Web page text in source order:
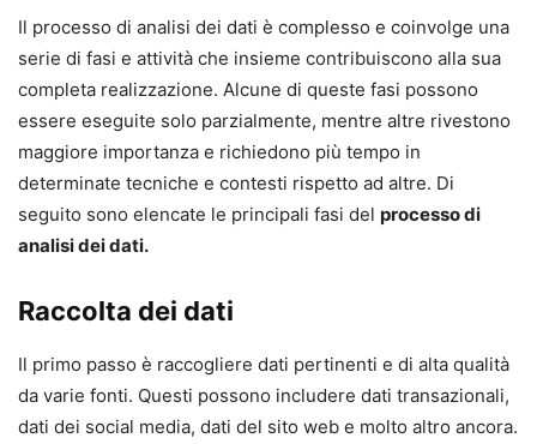
Il processo di analisi dei dati è complesso e coinvolge una
serie di fasi e attività che insieme contribuiscono alla sua
completa realizzazione. Alcune di queste fasi possono
essere eseguite solo parzialmente, mentre altre rivestono
maggiore importanza e richiedono più tempo in
determinate tecniche e contesti rispetto ad altre. Di
seguito sono elencate le principali fasi del processo di
analisi dei dati.
Raccolta dei dati
Il primo passo è raccogliere dati pertinenti e di alta qualità
da varie fonti. Questi possono includere dati transazionali,
dati dei social media, dati del sito web e molto altro ancora.